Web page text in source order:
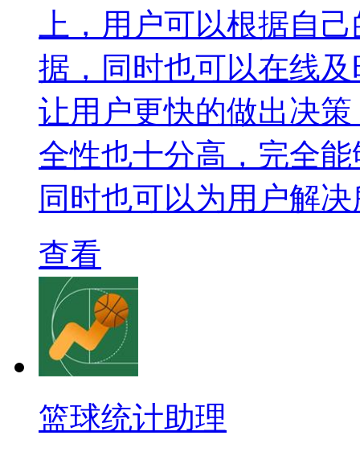
上，用户可以根据自
据，同时也可以在线
让用户更快的做出决
全性也十分高，完全
同时也可以为用户解
查看
篮球统计助理